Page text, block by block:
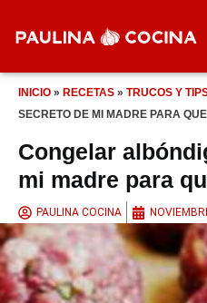
INICIO » RECETAS » TRUCOS Y
SECRETO DE MI MADRE PARA
Congelar
mi madre para
PAULINA COCINA